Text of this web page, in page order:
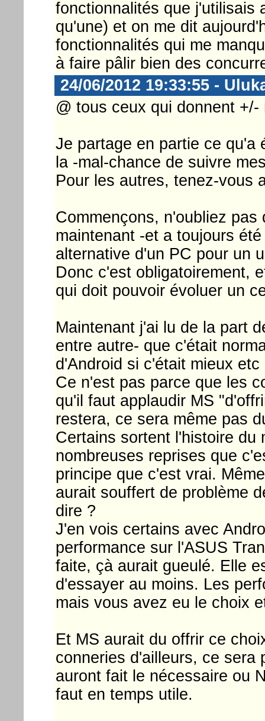
fonctionnalités que j'utilisais
qu'une) et on me dit
fonctionnalités qui me
à faire pâlir bien des
24/06/2012 19:33:55 -
@ tous ceux qui donnent
Je partage en partie ce qu'a
la -mal-chance de suivre
Pour les autres, tenez-vous
Commençons, n'oubliez
maintenant -et a toujours
alternative d'un PC pour un
Donc c'est obligatoirement,
qui doit pouvoir évoluer un
Maintenant j'ai lu de la part
entre autre- que c'était
d'Android si c'était mieux
Ce n'est pas parce que les
qu'il faut applaudir MS
restera, ce sera même pas
Certains sortent l'histoire du
nombreuses reprises que
principe que c'est vrai.
aurait souffert de problème
dire ?
J'en vois certains avec
performance sur l'ASUS
faite, çà aurait gueulé. Elle
d'essayer au moins. Les
mais vous avez eu le choix
Et MS aurait du offrir ce
conneries d'ailleurs, ce sera
auront fait le nécessaire ou
faut en temps utile.